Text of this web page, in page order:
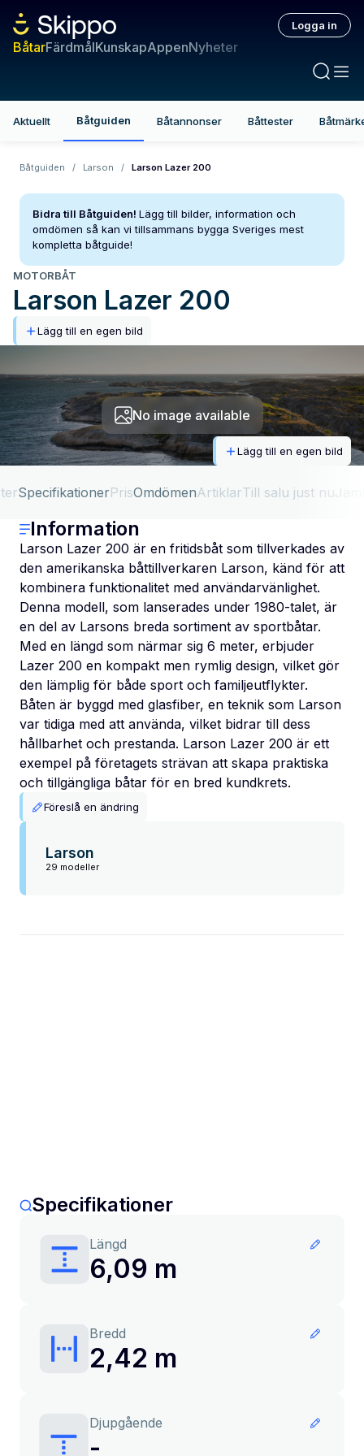
BåtarFärdmålKunskapAppenNyheter
Logga in
Aktuellt Båtguiden Båtannonser Båttester
Båtguiden / Larson / Larson Lazer 200
Bidra till Båtguiden! Lägg till bilder, information och
omdömen så kan vi tillsammans bygga Sveriges mest
kompletta båtguide!
MOTORBÅT
Larson Lazer 200
Lägg till en egen bild
No image available
Lägg till en egen bild
SpecifikationerPrisOmdömenArtiklarTill salu just nu
Information
Larson Lazer 200 är en fritidsbåt som tillverkades av
den amerikanska båttillverkaren Larson, känd för att
kombinera funktionalitet med användarvänlighet.
Denna modell, som lanserades under 1980-talet, är
en del av Larsons breda sortiment av sportbåtar.
Med en längd som närmar sig 6 meter, erbjuder
Lazer 200 en kompakt men rymlig design, vilket gör
den lämplig för både sport och familjeutflykter.
Båten är byggd med glasfiber, en teknik som Larson
var tidiga med att använda, vilket bidrar till dess
hållbarhet och prestanda. Larson Lazer 200 är ett
exempel på företagets strävan att skapa praktiska
och tillgängliga båtar för en bred kundkrets.
Föreslå en ändring
Larson
29 modeller
Specifikationer
Längd
6,09 m
Bredd
2,42 m
Djupgående
-